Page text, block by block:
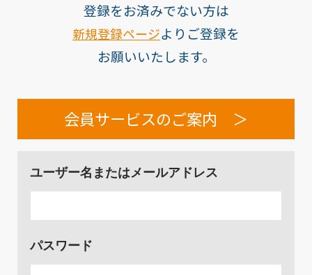
登録をお済みでない方は
新規登録ページよりご登録を
お願いいたします。
会員サービスのご案内 ＞
ユーザー名またはメールアドレス
パスワード